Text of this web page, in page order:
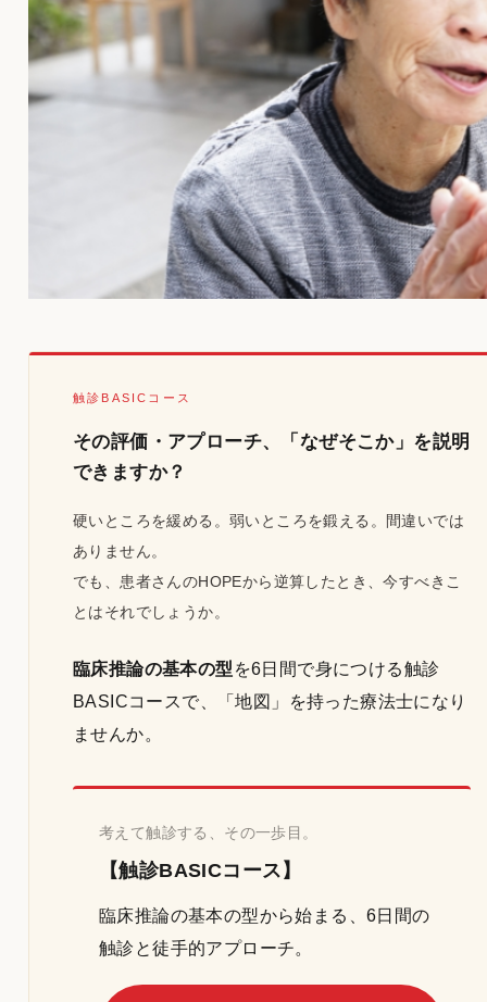
触診BASICコース
その評価・アプローチ、「なぜそこか」を説明
できますか？
硬いところを緩める。弱いところを鍛える。間違いでは
ありません。
でも、患者さんのHOPEから逆算したとき、今すべきこ
とはそれでしょうか。
臨床推論の基本の型 を6日間で身につける触診
BASICコースで、「地図」を持った療法士になり
ませんか。
考えて触診する、その一歩目。
【触診BASICコース】
臨床推論の基本の型から始まる、6日間の
触診と徒手的アプローチ。